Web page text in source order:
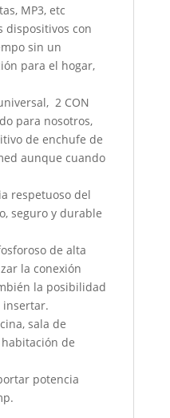
MP3, etc
dispositivos con
sin un
para el hogar,
2 CON
para nosotros,
de enchufe de
aunque cuando
respetuoso del
seguro y durable
de alta
la conexión
la posibilidad
insertar.
sala de
de
potencia